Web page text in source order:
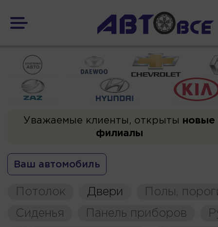
Уважаемые клиенты, открыты новые
филиалы
Ваш автомобиль
Потолок Двери
Полы,
Сиденья
Панель приборов